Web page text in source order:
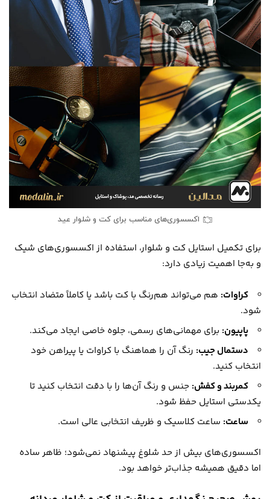
اکسسوری‌های مناسب برای کت و شلوار عید
برای تکمیل استایل کت و شلوار، استفاده از اکسسوری‌های شیک
و به‌جا اهمیت زیادی دارد:
کراوات: هم می‌تواند هم‌رنگ با کت باشد یا کاملاً متضاد انتخاب
شود.
پاپیون: برای مهمانی‌های رسمی، جلوه خاصی ایجاد می‌کند.
دستمال جیب: رنگ آن را هماهنگ با کراوات یا پیراهن خود
انتخاب کنید.
کمربند و کفش: جنس و رنگ آن‌ها را با دقت انتخاب کنید تا
یکدستی استایل حفظ شود.
ساعت: ساعت کلاسیک و ظریف انتخابی عالی است.
اکسسوری‌های بیش از حد شلوغ پیشنهاد نمی‌شود؛ ظاهر ساده
اما دقیق همیشه جذاب‌تر خواهد بود.